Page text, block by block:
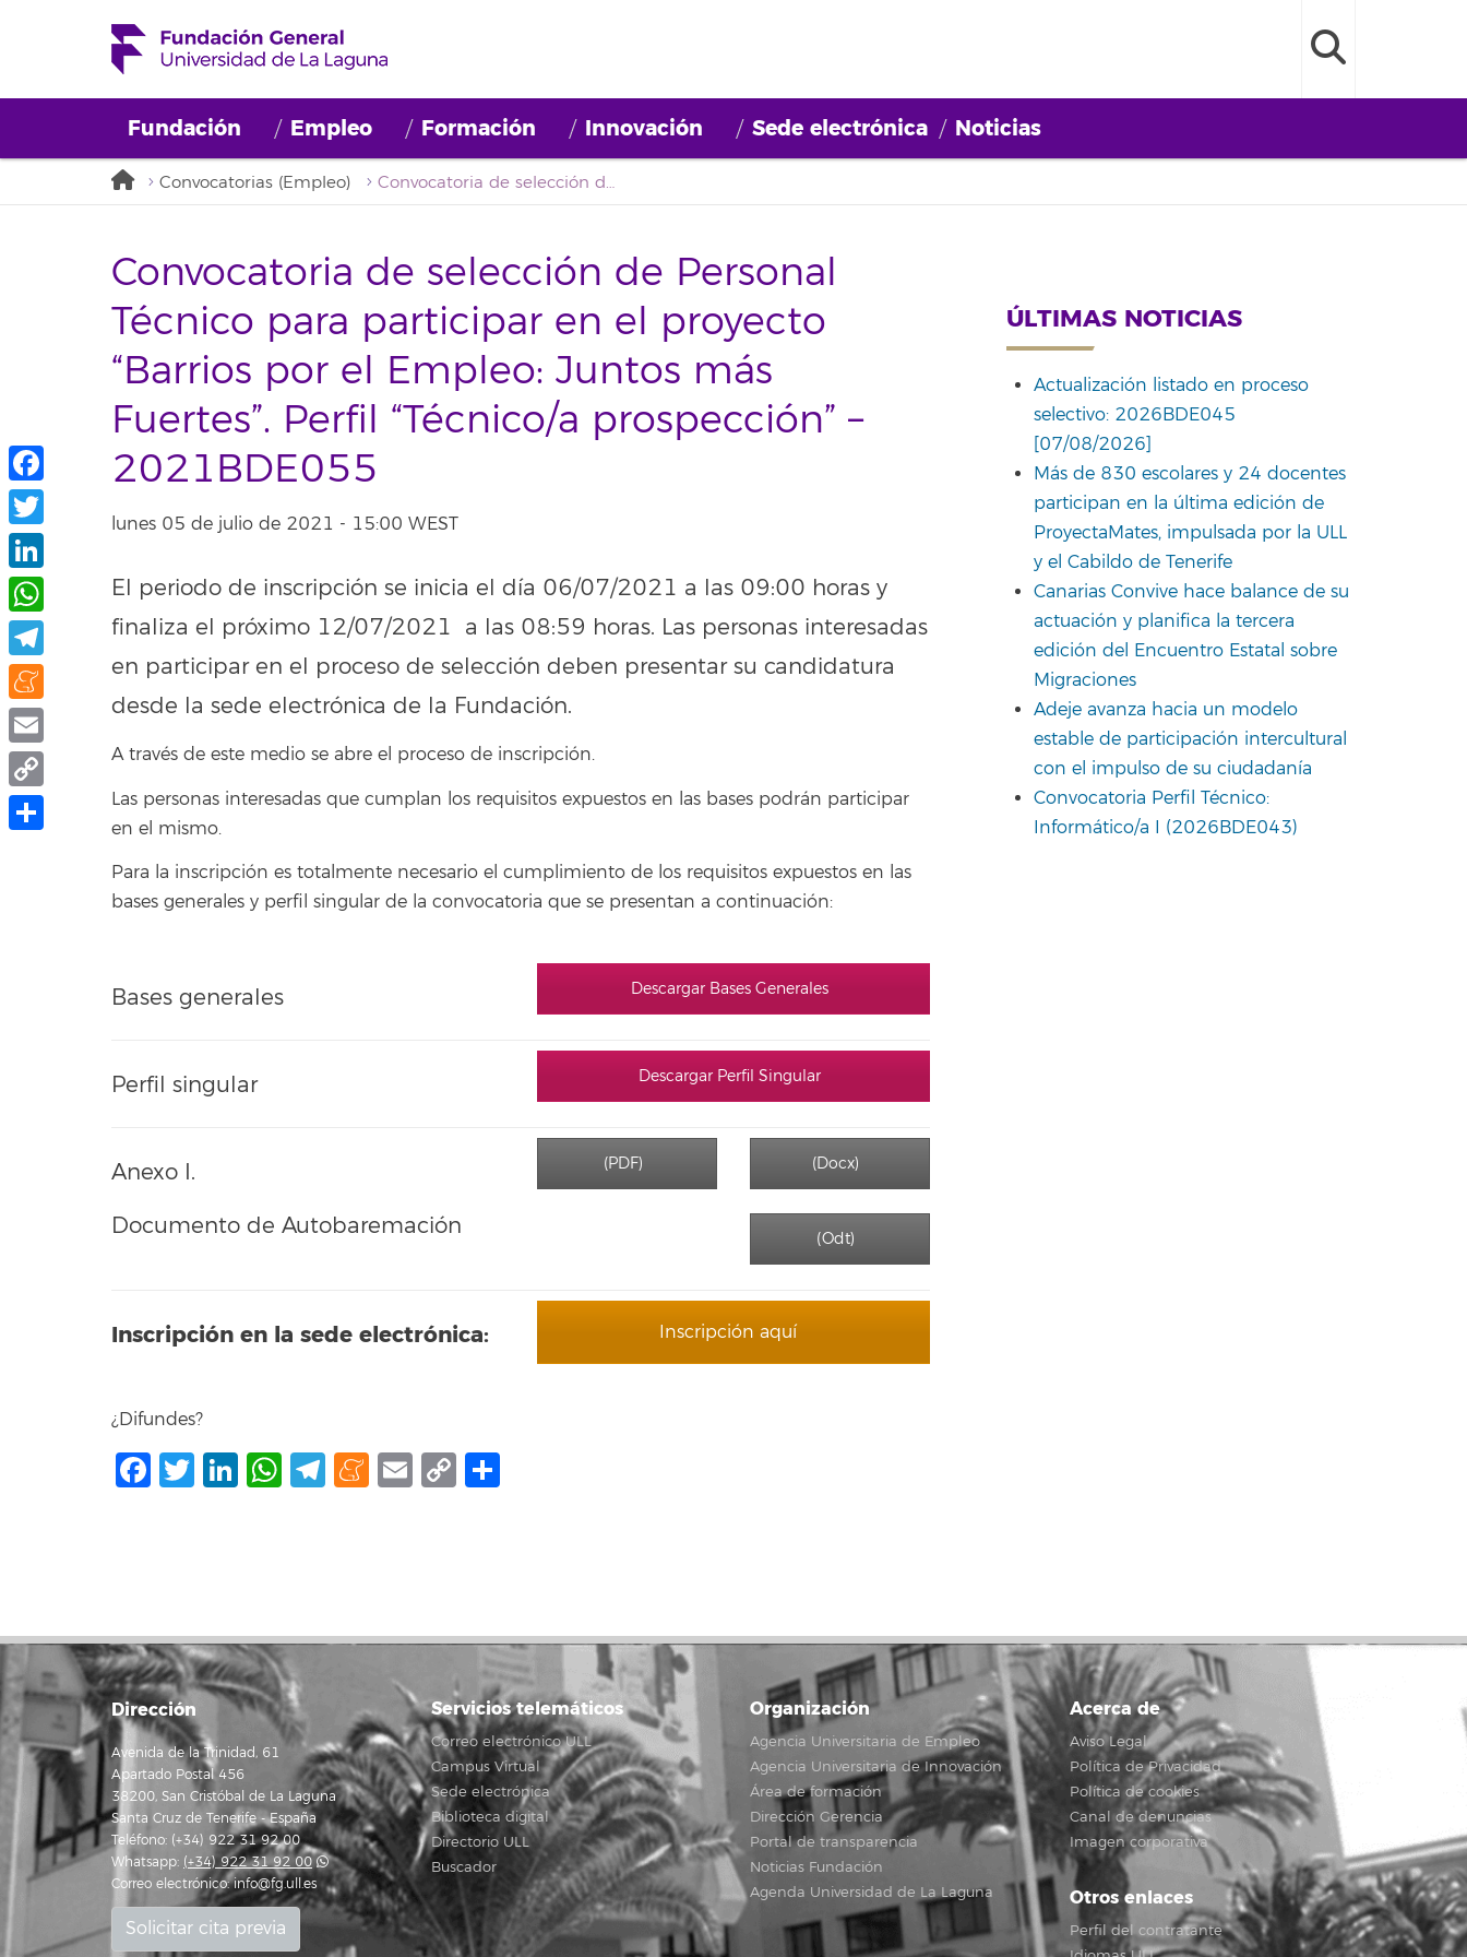
Fundación Empleo Formación Innovación Sede electrónica Noticias
Convocatorias (Empleo) Convocatoria de selección de Personal Técnico para participar en el proyecto “Barrios por el Empleo: Juntos más Fuertes”. Perfil “Técnico/a prospección” – 2021BDE055
Convocatoria de selección de Personal
Técnico para participar en el proyecto
“Barrios por el Empleo: Juntos más
Fuertes”. Perfil “Técnico/a prospección” –
2021BDE055
lunes 05 de julio de 2021 - 15:00 WEST
El periodo de inscripción se inicia el día 06/07/2021 a las 09:00 horas y
finaliza el próximo 12/07/2021 a las 08:59 horas. Las personas interesadas
en participar en el proceso de selección deben presentar su candidatura
desde la sede electrónica de la Fundación.
A través de este medio se abre el proceso de inscripción.
Las personas interesadas que cumplan los requisitos expuestos en las bases podrán participar
en el mismo.
Para la inscripción es totalmente necesario el cumplimiento de los requisitos expuestos en las
bases generales y perfil singular de la convocatoria que se presentan a continuación:
Bases generales Descargar Bases Generales
Perfil singular Descargar Perfil Singular
Anexo I.
Documento de Autobaremación
(PDF) (Docx)
(Odt)
Inscripción en la sede electrónica: Inscripción aquí
¿Difundes?
Facebook
Twitter
LinkedIn
WhatsApp
Telegram
Meneame
Email
Copy
ÚLTIMAS NOTICIAS
Actualización listado en proceso
selectivo: 2026BDE045
[07/08/2026]
Más de 830 escolares y 24 docentes
participan en la última edición de
ProyectaMates, impulsada por la ULL
y el Cabildo de Tenerife
Canarias Convive hace balance de su
actuación y planifica la tercera
edición del Encuentro Estatal sobre
Migraciones
Adeje avanza hacia un modelo
estable de participación intercultural
con el impulso de su ciudadanía
Convocatoria Perfil Técnico:
Informático/a I (2026BDE043)
Dirección
Avenida de la Trinidad, 61
Apartado Postal 456
38200, San Cristóbal de La Laguna
Santa Cruz de Tenerife - España
Teléfono: (+34) 922 31 92 00
Whatsapp: (+34) 922 31 92 00
Correo electrónico:info@fg.ull.es
Solicitar cita previa
Servicios telemáticos
Correo electrónico ULL
Campus Virtual
Sede electrónica
Biblioteca digital
Directorio ULL
Buscador
Organización
Agencia Universitaria de Empleo
Agencia Universitaria de Innovación
Área de formación
Dirección Gerencia
Portal de transparencia
Noticias Fundación
Agenda Universidad de La Laguna
Acerca de
Aviso Legal
Política de Privacidad
Política de cookies
Canal de denuncias
Imagen corporativa
Otros enlaces
Perfil del contratante
Facebook
Twitter
LinkedIn
WhatsApp
Telegram
Meneame
Email
Copy